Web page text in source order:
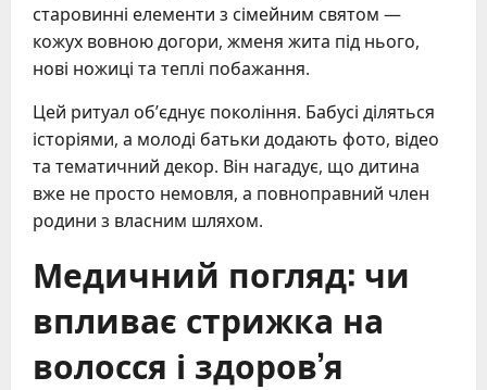
старовинні елементи з сімейним святом —
кожух вовною догори, жменя жита під нього,
нові ножиці та теплі побажання.
Цей ритуал об’єднує покоління. Бабусі діляться
історіями, а молоді батьки додають фото, відео
та тематичний декор. Він нагадує, що дитина
вже не просто немовля, а повноправний член
родини з власним шляхом.
Медичний погляд: чи
впливає стрижка на
волосся і здоров’я